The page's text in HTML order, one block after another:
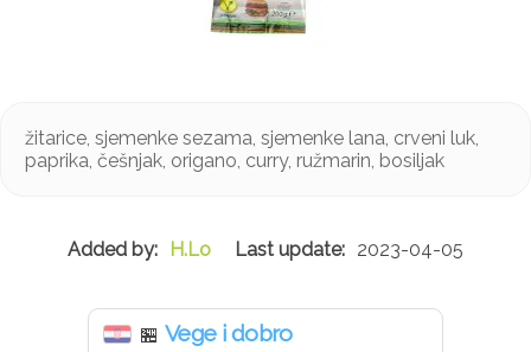
žitarice, sjemenke sezama, sjemenke lana, crveni luk,
paprika, češnjak, origano, curry, ružmarin, bosiljak
H.Lo 2023-04-05
🏪 Vege i dobro